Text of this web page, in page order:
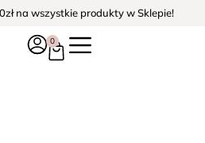
na wszystkie produkty w Sklepie!
0